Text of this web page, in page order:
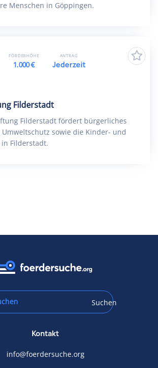
Menschen in Göppingen.
Filderstadt
Filderstadt fördert bürgerliches
Umweltschutz sowie die Kinder- und
Filderstadt.
FÖRDERHÖHE
1.000 €
ANTRAG
Jederzeit
Suchen
Kontakt
info@foerdersuche.org